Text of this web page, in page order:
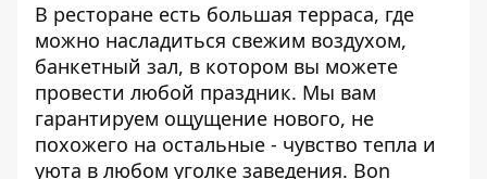
В ресторане есть большая терраса, где
можно насладиться свежим воздухом,
банкетный зал, в котором вы можете
провести любой праздник. Мы вам
гарантируем ощущение нового, не
похожего на остальные - чувство тепла и
уюта в любом уголке заведения. Bon